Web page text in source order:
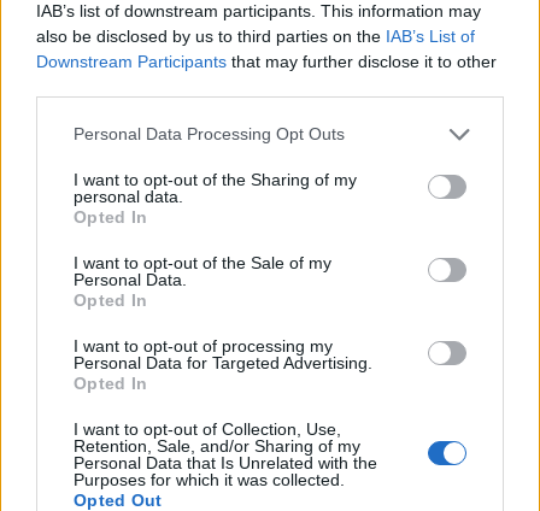
IAB’s list of downstream participants. This information may
also be disclosed by us to third parties on the IAB’s List of
Downstream Participants that may further disclose it to other
Personal Data Processing Opt Outs
I want to opt-out of the Sharing of my
personal data.
Opted In
I want to opt-out of the Sale of my
Personal Data.
Opted In
I want to opt-out of processing my
Personal Data for Targeted Advertising.
Opted In
I want to opt-out of Collection, Use,
Retention, Sale, and/or Sharing of my
Personal Data that Is Unrelated with the
Purposes for which it was collected.
Opted Out